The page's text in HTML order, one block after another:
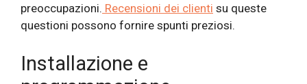
preoccupazioni. Recensioni dei clienti su queste
questioni possono fornire spunti preziosi.
Installazione e